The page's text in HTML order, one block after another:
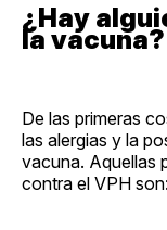
¿Hay
la vacuna?
De las primeras
las alergias y la
vacuna. Aquellas
contra el VPH son: